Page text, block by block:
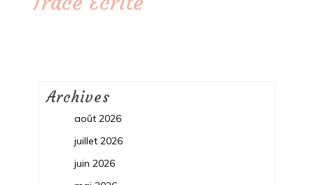
Archives
août 2026
juillet 2026
juin 2026